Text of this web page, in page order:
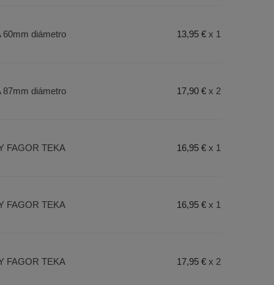
60mm diámetro 13,95 € x 1
87mm diámetro 17,90 € x 2
FAGOR TEKA 16,95 € x 1
FAGOR TEKA 16,95 € x 1
FAGOR TEKA 17,95 € x 2